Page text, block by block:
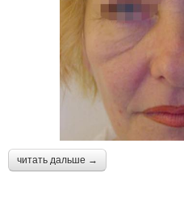
читать дальше →